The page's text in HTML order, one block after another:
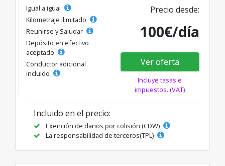
Igual a igual
Kilometraje ilimitado
Reunirse y Saludar
Depósito en efectivo
aceptado
Conductor adicional
incluido
Precio desde:
100€/día
Ver oferta
Incluye tasas e
impuestos. (VAT)
Incluido en el precio:
Exención de daños por colisión (CDW)
La responsabilidad de terceros(TPL)